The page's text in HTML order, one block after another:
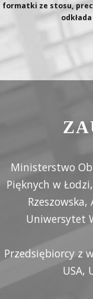
formatki ze stosu,
Ministerstwo
Pięknych w
Uniwersytet
Przedsiębiorcy z
USA,